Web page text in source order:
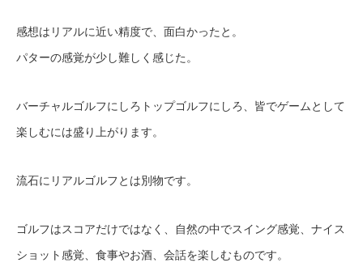
感想はリアルに近い精度で、面白かったと。
パターの感覚が少し難しく感じた。
バーチャルゴルフにしろトップゴルフにしろ、皆でゲームとして
楽しむには盛り上がります。
流石にリアルゴルフとは別物です。
ゴルフはスコアだけではなく、自然の中でスイング感覚、ナイス
ショット感覚、食事やお酒、会話を楽しむものです。